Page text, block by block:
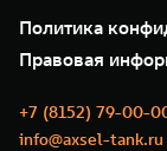
Сервис
Нулевое ТО
Моторные масла
35 лет GWM
GWM ТЕХ ДЕНЬ
Новости
Политика
Правовая
+7 (8152) 79-00-
info@axsel-tank.ru